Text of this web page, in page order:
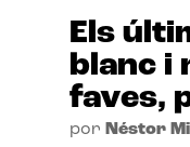
Els
blanc i
faves,
por Néstor